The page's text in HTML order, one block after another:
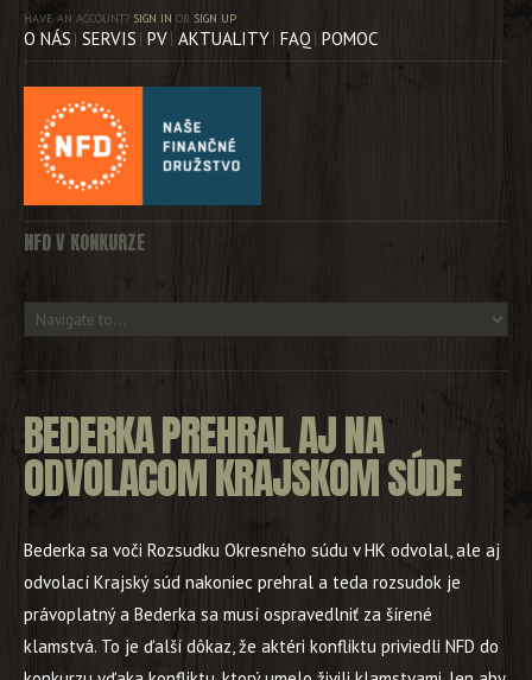
HAVE AN ACCOUNT? SIGN IN OR SIGN UP
O NÁS SERVIS PV AKTUALITY FAQ POMOC
NFD V KONKURZE
BEDERKA PREHRAL AJ NA
ODVOLACOM KRAJSKOM SÚDE
Bederka sa voči Rozsudku Okresného súdu v HK odvolal, ale aj
odvolací Krajský súd nakoniec prehral a teda rozsudok je
právoplatný a Bederka sa musí ospravedlniť za šírené
klamstvá. To je ďalší dôkaz, že aktéri konfliktu priviedli NFD do